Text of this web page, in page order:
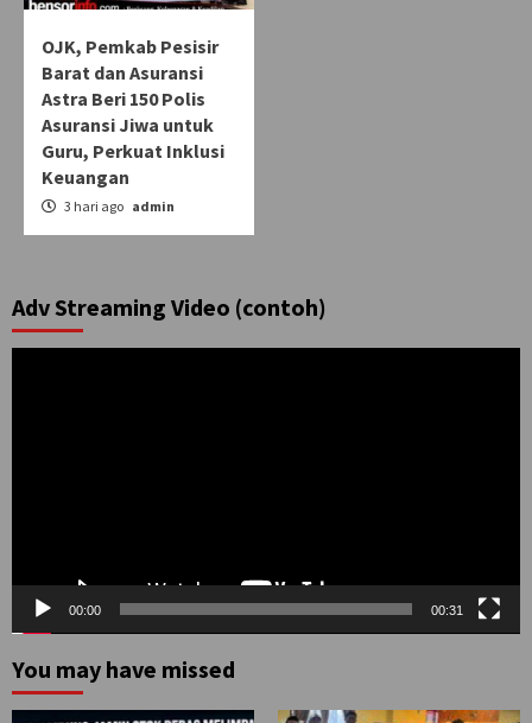
OJK, Pemkab Pesisir
Barat dan Asuransi
Astra Beri 150 Polis
Asuransi Jiwa untuk
Guru, Perkuat Inklusi
Keuangan
3 hari ago admin
Adv Streaming Video (contoh)
00:00 00:31
You may have missed